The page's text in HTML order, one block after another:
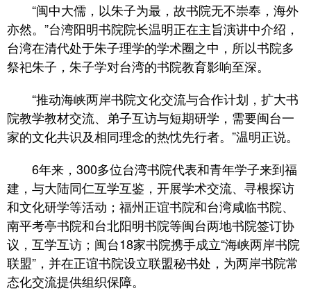
“闽中大儒，以朱子为最，故书院无不崇奉，海外
亦然。”台湾阳明书院院长温明正在主旨演讲中介绍，
台湾在清代处于朱子理学的学术圈之中，所以书院多
祭祀朱子，朱子学对台湾的书院教育影响至深。
“推动海峡两岸书院文化交流与合作计划，扩大书
院教学教材交流、弟子互访与短期研学，需要闽台一
家的文化共识及相同理念的热忱先行者。”温明正说。
6年来，300多位台湾书院代表和青年学子来到福
建，与大陆同仁互学互鉴，开展学术交流、寻根探访
和文化研学等活动；福州正谊书院和台湾咸临书院、
南平考亭书院和台北阳明书院等闽台两地书院签订协
议，互学互访；闽台18家书院携手成立“海峡两岸书院
联盟”，并在正谊书院设立联盟秘书处，为两岸书院常
态化交流提供组织保障。